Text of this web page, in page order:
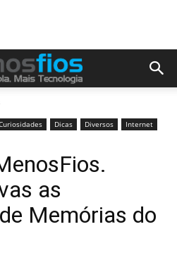
Dicas Diversos
Internet
as
Memórias do